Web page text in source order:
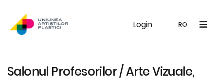
Login RO
EN
UAP Galerie Noutăți
Salonul Profesorilor / Arte Vizuale,